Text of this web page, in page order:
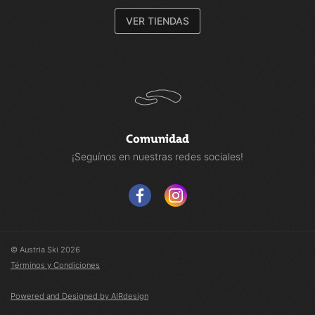
VER TIENDAS
Comunidad
¡Seguínos en nuestras redes sociales!
© Austria Ski 2026
Términos y Condiciones
Powered and Designed by AIRdesign